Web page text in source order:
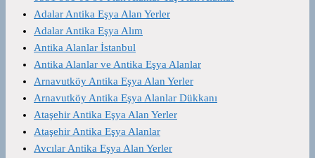
Adalar Antika Eşya Alan Yerler
Adalar Antika Eşya Alım
Antika Alanlar İstanbul
Antika Alanlar ve Antika Eşya Alanlar
Arnavutköy Antika Eşya Alan Yerler
Arnavutköy Antika Eşya Alanlar Dükkanı
Ataşehir Antika Eşya Alan Yerler
Ataşehir Antika Eşya Alanlar
Avcılar Antika Eşya Alan Yerler